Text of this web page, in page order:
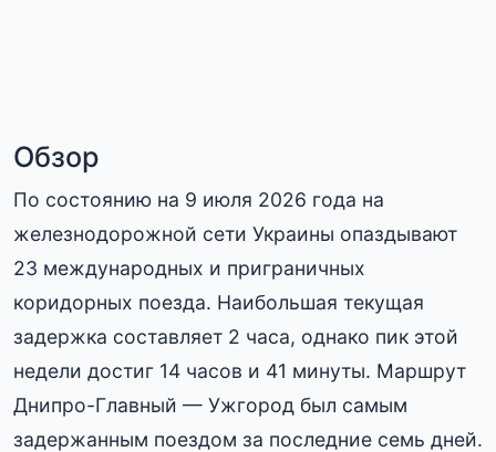
Обзор
По состоянию на 9 июля 2026 года на
железнодорожной сети Украины опаздывают
23 международных и приграничных
коридорных поезда. Наибольшая текущая
задержка составляет 2 часа, однако пик этой
недели достиг 14 часов и 41 минуты. Маршрут
Днипро-Главный — Ужгород был самым
задержанным поездом за последние семь дней.